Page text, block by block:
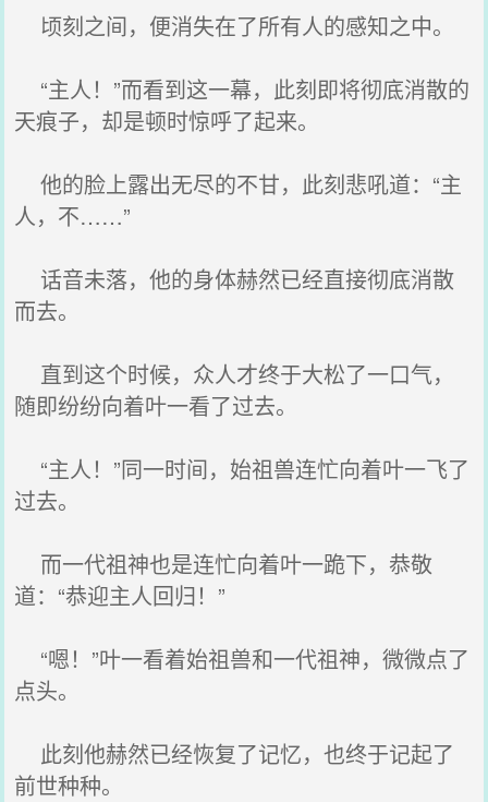
顷刻之间，便消失在了所有人的感知之中。
“主人！”而看到这一幕，此刻即将彻底消散的
天痕子，却是顿时惊呼了起来。
他的脸上露出无尽的不甘，此刻悲吼道：“主
人，不……”
话音未落，他的身体赫然已经直接彻底消散
而去。
直到这个时候，众人才终于大松了一口气，
随即纷纷向着叶一看了过去。
“主人！”同一时间，始祖兽连忙向着叶一飞了
过去。
而一代祖神也是连忙向着叶一跪下，恭敬
道：“恭迎主人回归！”
“嗯！”叶一看着始祖兽和一代祖神，微微点了
点头。
此刻他赫然已经恢复了记忆，也终于记起了
前世种种。